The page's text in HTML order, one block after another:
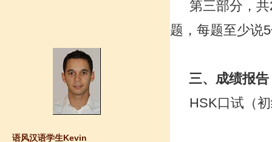
语风汉语学生Kevin
语风汉语是一个最理想的学习汉语和中
多的汉语活动和学习中国文化的机会，
第三部分，共
题，每题至少说5
三、成绩报告
HSK口试 （